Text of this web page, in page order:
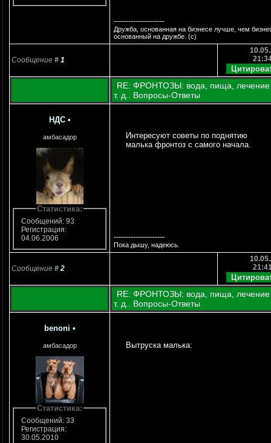
---------------------
Дружба, основанная на бизнесе лучше, чем
основанный на дружбе. (с)
Сообщение#1
RE: ФРОНТОЗЫ: вода, пища,
т. д.. Вопросы-Ответы
НДС •
амбасадор
Статистика:
Сообщений: 93
Регистрация:
04.06.2006
Интересуют советы по поднятию
малька фронтоз с самого начала.
---------------------
Пока дышу, надеюсь.
Сообщение#2
RE: ФРОНТОЗЫ: вода, пища,
т. д.. Вопросы-Ответы
benoni •
амбасадор
Статистика:
Сообщений: 33
Регистрация:
30.05.2010
Вытруска малька: